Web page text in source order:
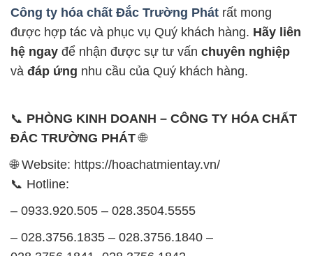
Công ty hóa chất Đắc Trường Phát rất mong
được hợp tác và phục vụ Quý khách hàng. Hãy liên
hệ ngay để nhận được sự tư vấn chuyên nghiệp
và đáp ứng nhu cầu của Quý khách hàng.
📞 PHÒNG KINH DOANH – CÔNG TY HÓA CHẤT
ĐẮC TRƯỜNG PHÁT🌐
🌐 Website: https://hoachatmientay.vn/
📞 Hotline:
– 0933.920.505 – 028.3504.5555
– 028.3756.1835 – 028.3756.1840 –